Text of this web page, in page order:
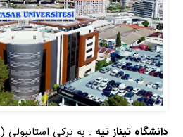
دانشگاه تیناز تپه : به ترکی استانبولی (